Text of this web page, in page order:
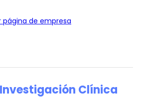
página de empresa
Investigación Clínica